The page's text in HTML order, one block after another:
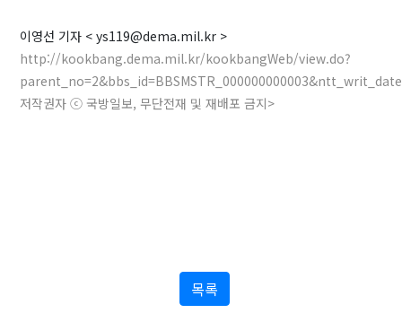
이영선 기자 < ys119@dema.mil.kr >
http://kookbang.dema.mil.kr/kookbangWeb/view.do?
저작권자 ⓒ 국방일보, 무단전재 및 재배포 금지>
목록